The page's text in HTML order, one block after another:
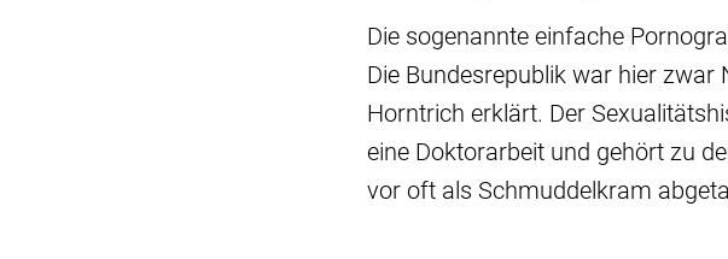
Die sogenannte einfache
Die Bundesrepublik war hier
Horntrich erklärt. Der
eine Doktorarbeit und gehört zu
vor oft als Schmuddelkram